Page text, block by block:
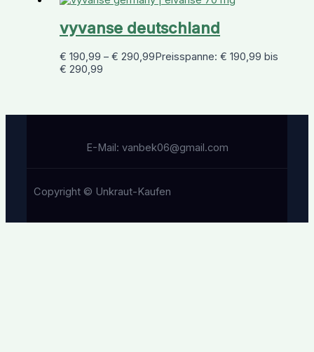
vyvanse deutschland
€ 190,99 –€ 290,99Preisspanne: € 190,99 bis
€ 290,99
E-Mail: vanbek06@gmail.com
Copyright © Unkraut-Kaufen